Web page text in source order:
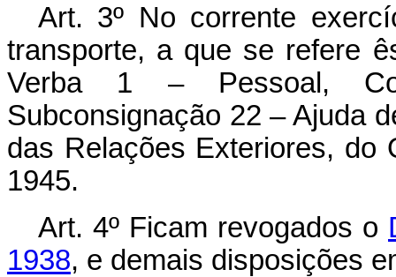
Art. 3º No corrente
transporte, a que se refere
Verba 1 – Pessoal,
Subconsignação 22 – Ajuda
das Relações Exteriores, do
1945.
Art. 4º Ficam revogados o
1938, e demais disposições